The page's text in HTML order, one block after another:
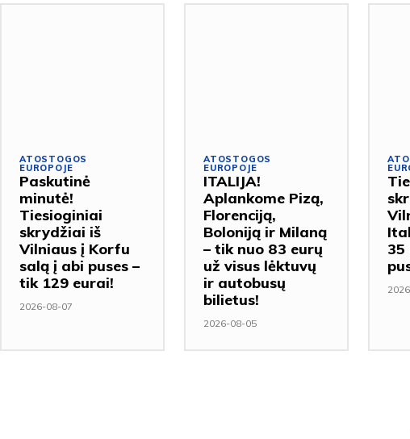
ATOSTOGOS
EUROPOJE
Paskutinė
minutė!
Tiesioginiai
skrydžiai iš
Vilniaus į Korfu
salą į abi puses –
tik 129 eurai!
2026-08-07
ATOSTOGOS
EUROPOJE
ITALIJA!
Aplankome Pizą,
Florenciją,
Boloniją ir Milaną
– tik nuo 83 eurų
už visus lėktuvų
ir autobusų
bilietus!
2026-08-05
35